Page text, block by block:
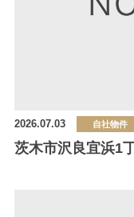
2026.07.03 自社物件
茨木市沢良宜浜1